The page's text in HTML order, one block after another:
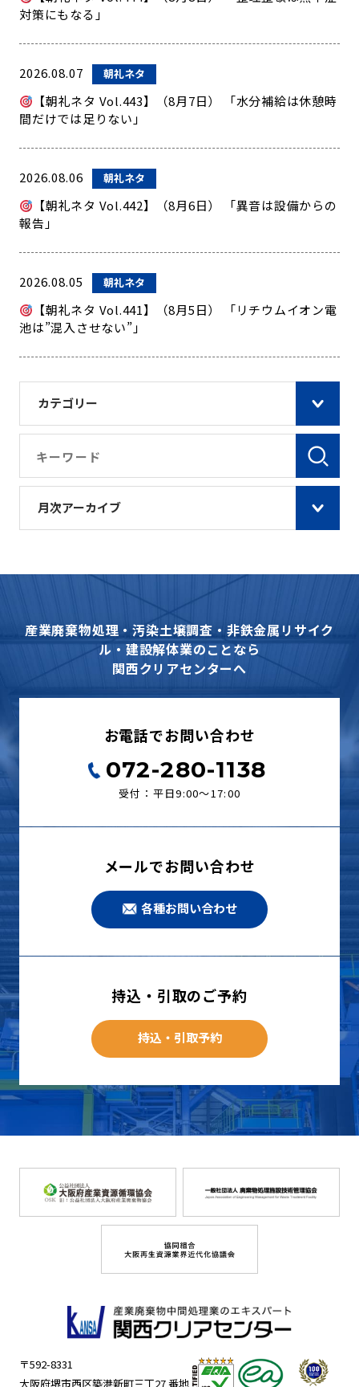
カテゴリー
月次アーカイブ
対策にもなる」
2026.08.07 朝礼ネタ
【朝礼ネタ Vol.443】（8月7日） 「水分補給は休憩時
間だけでは足りない」
2026.08.06 朝礼ネタ
【朝礼ネタ Vol.442】（8月6日） 「異音は設備からの
報告」
2026.08.05 朝礼ネタ
【朝礼ネタ Vol.441】（8月5日） 「リチウムイオン電
池は”混入させない”」
産業廃棄物処理・汚染土壌調査・非鉄金属リサイク
ル・建設解体業のことなら
関西クリアセンターへ
お電話でお問い合わせ
072-280-1138
受付：平日9:00〜17:00
メールでお問い合わせ
各種お問い合わせ
持込・引取のご予約
持込・引取予約
〒592-8331
大阪府堺市西区築港新町三丁27 番地